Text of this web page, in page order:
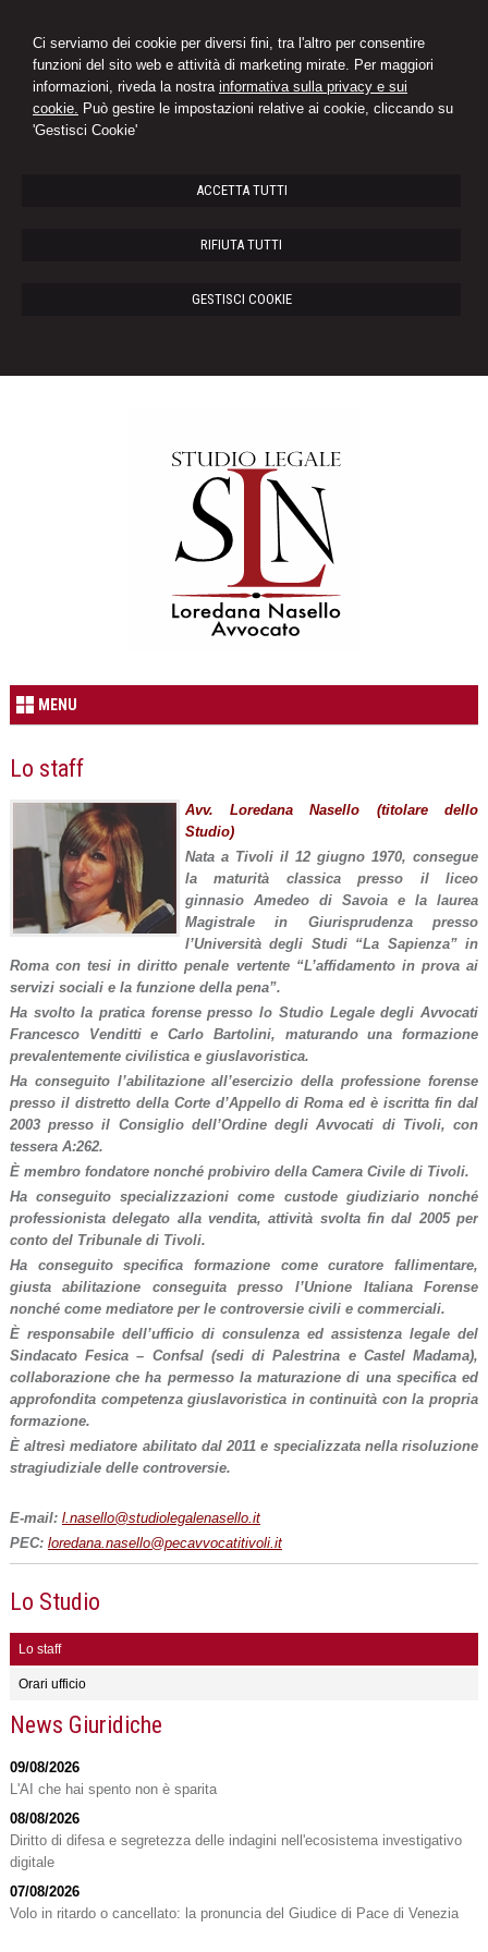
Ci serviamo dei cookie per diversi fini, tra l'altro per consentire
funzioni del sito web e attività di marketing mirate. Per maggiori
informazioni, riveda la nostra informativa sulla privacy e sui
cookie. Può gestire le impostazioni relative ai cookie, cliccando su
'Gestisci Cookie'
ACCETTA TUTTI
RIFIUTA TUTTI
GESTISCI COOKIE
MENU
Lo staff
Avv. Loredana Nasello (titolare dello
Studio)
Nata a Tivoli il 12 giugno 1970, consegue
la maturità classica presso il liceo
ginnasio Amedeo di Savoia e la laurea
Magistrale in Giurisprudenza presso
l’Università degli Studi “La Sapienza” in
Roma con tesi in diritto penale vertente “L’affidamento in prova ai
servizi sociali e la funzione della pena”.
Ha svolto la pratica forense presso lo Studio Legale degli Avvocati
Francesco Venditti e Carlo Bartolini, maturando una formazione
prevalentemente civilistica e giuslavoristica.
Ha conseguito l’abilitazione all’esercizio della professione forense
presso il distretto della Corte d’Appello di Roma ed è iscritta fin dal
2003 presso il Consiglio dell’Ordine degli Avvocati di Tivoli, con
tessera A:262.
È membro fondatore nonché probiviro della Camera Civile di Tivoli.
Ha conseguito specializzazioni come custode giudiziario nonché
professionista delegato alla vendita, attività svolta fin dal 2005 per
conto del Tribunale di Tivoli.
Ha conseguito specifica formazione come curatore fallimentare,
giusta abilitazione conseguita presso l’Unione Italiana Forense
nonché come mediatore per le controversie civili e commerciali.
È responsabile dell’ufficio di consulenza ed assistenza legale del
Sindacato Fesica – Confsal (sedi di Palestrina e Castel Madama),
collaborazione che ha permesso la maturazione di una specifica ed
approfondita competenza giuslavoristica in continuità con la propria
formazione.
È altresì mediatore abilitato dal 2011 e specializzata nella risoluzione
stragiudiziale delle controversie.
E-mail: l.nasello@studiolegalenasello.it
PEC: loredana.nasello@pecavvocatitivoli.it
Lo Studio
Lo staff
Orari ufficio
News Giuridiche
09/08/2026
L'AI che hai spento non è sparita
08/08/2026
Diritto di difesa e segretezza delle indagini nell'ecosistema investigativo
digitale
07/08/2026
Volo in ritardo o cancellato: la pronuncia del Giudice di Pace di Venezia